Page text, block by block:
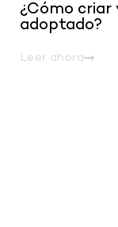
¿Cómo criar
adoptado?
Leer ahora